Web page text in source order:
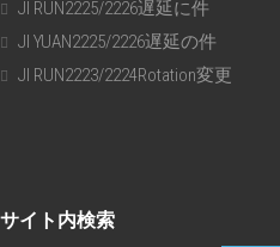
JI RUN2225/2226遅延に件
JI YUAN2225/2226遅延の件
JI RUN2223/2224Rotation変更
サイト内検索